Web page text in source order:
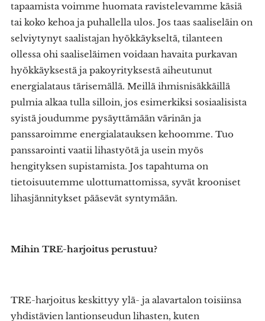
tapaamista voimme huomata ravistelevamme käsiä
tai koko kehoa ja puhallella ulos. Jos taas saaliseläin on
selviytynyt saalistajan hyökkäykseltä, tilanteen
ollessa ohi saaliseläimen voidaan havaita purkavan
hyökkäyksestä ja pakoyrityksestä aiheutunut
energialataus tärisemällä. Meillä ihmisnisäkkäillä
pulmia alkaa tulla silloin, jos esimerkiksi sosiaalisista
syistä joudumme pysäyttämään värinän ja
panssaroimme energialatauksen kehoomme. Tuo
panssarointi vaatii lihastyötä ja usein myös
hengityksen supistamista. Jos tapahtuma on
tietoisuutemme ulottumattomissa, syvät krooniset
lihasjännitykset pääsevät syntymään.
Mihin TRE-harjoitus perustuu?
TRE-harjoitus keskittyy ylä- ja alavartalon toisiinsa
yhdistävien lantionseudun lihasten, kuten